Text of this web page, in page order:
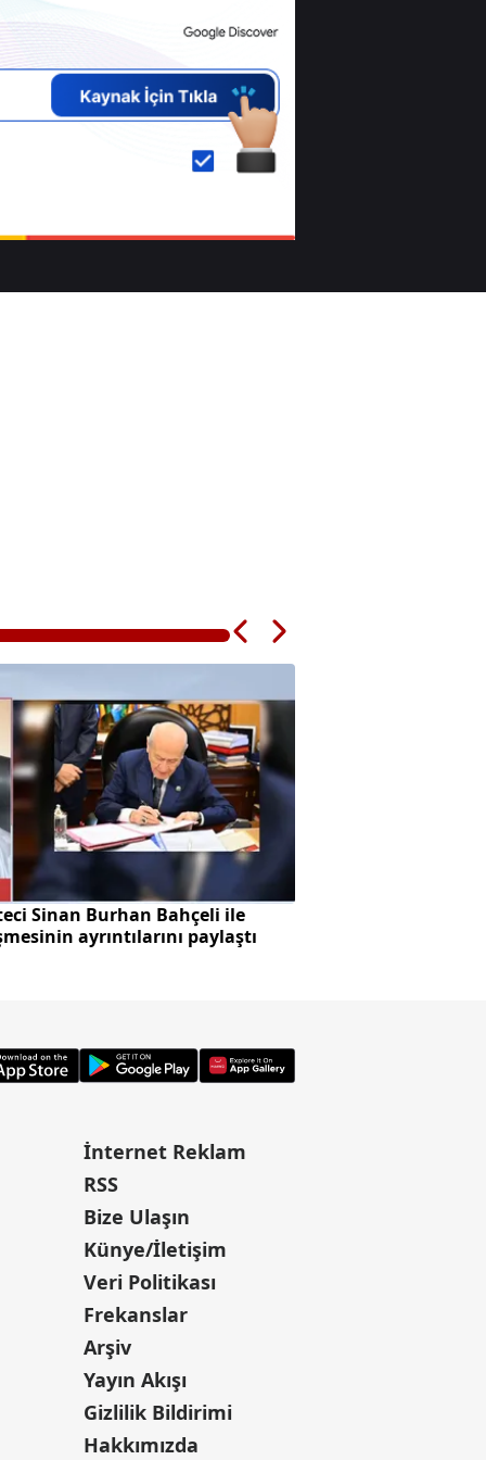
Sinan Burhan Bahçeli ile
ayrıntılarını paylaştı
İnternet Reklam
RSS
Bize Ulaşın
Künye/İletişim
Veri Politikası
Frekanslar
Arşiv
Yayın Akışı
Gizlilik Bildirimi
Hakkımızda